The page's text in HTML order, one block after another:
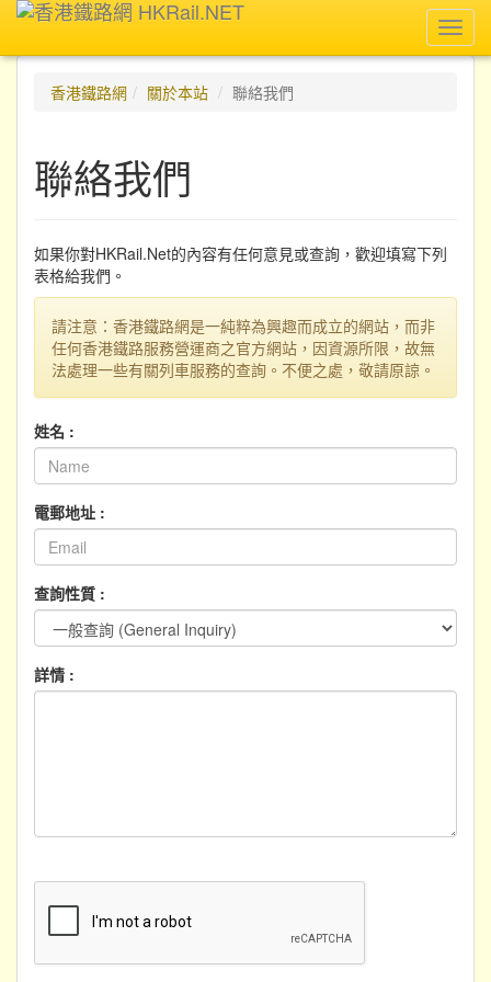
香港鐵路網
關於本站 聯絡我們
聯絡我們
如果你對HKRail.Net的內容有任何意見或查詢，歡迎填寫下列
表格給我們。
請注意：香港鐵路網是一純粹為興趣而成立的網站，而非
任何香港鐵路服務營運商之官方網站，因資源所限，故無
法處理一些有關列車服務的查詢。不便之處，敬請原諒。
姓名 :
電郵地址 :
查詢性質 :
詳情 :